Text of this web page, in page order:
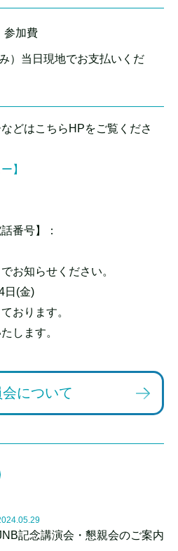
参加費
）当日現地でお支払いくだ
どはこちらHPをご覧くださ
】
番号】：
お知らせください。
日(金)
おります。
します。
について
記念講演会・懇親会のご案内